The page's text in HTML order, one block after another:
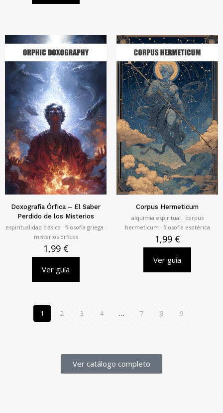
Doxografía Órfica – El Saber
Perdido de los Misterios
espiritualidad clásica · filosofía griega ·
misterios órficos
1,99 €
Ver guía
Corpus Hermeticum
alquimia espiritual · corpus
hermeticum · filosofía esotérica
1,99 €
Ver guía
1 2 3 4 … 7 8 9
Ver catálogo completo